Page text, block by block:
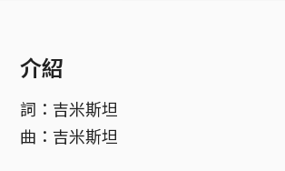
介紹
詞：吉米斯坦
曲：吉米斯坦